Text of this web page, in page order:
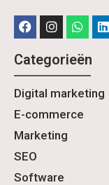
Categorieën
Digital marketing
E-commerce
Marketing
SEO
Software